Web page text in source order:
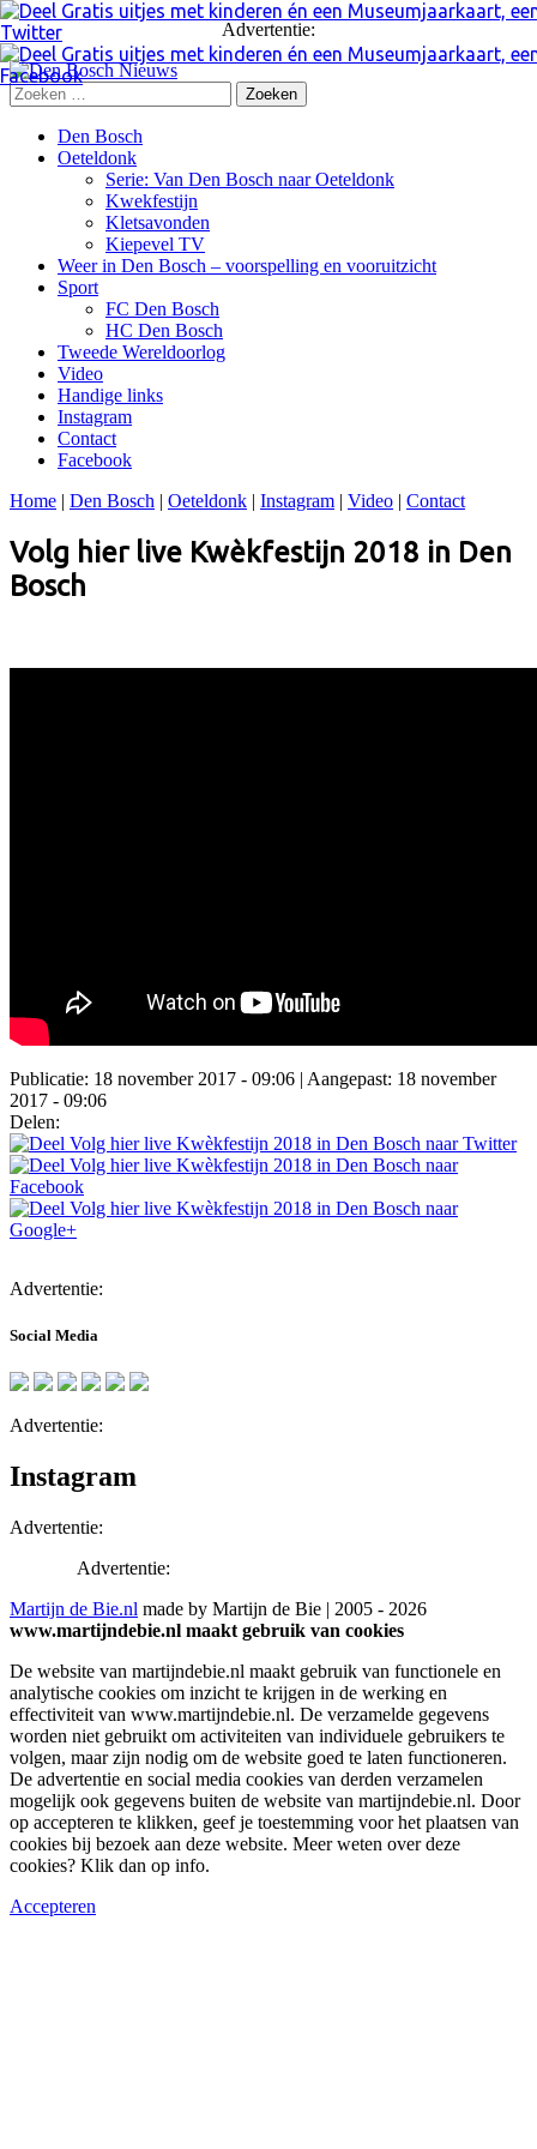
Advertentie:
Zoeken
naar:
Skip
Den Bosch
Oeteldonk
Serie: Van Den Bosch naar Oeteldonk
Kwekfestijn
Kletsavonden
Kiepevel TV
Weer in Den Bosch – voorspelling en vooruitzicht
Sport
FC Den Bosch
HC Den Bosch
Tweede Wereldoorlog
Video
Handige links
Instagram
Contact
Facebook
Home | Den Bosch | Oeteldonk | Instagram | Video | Contact
Volg hier live Kwèkfestijn 2018 in Den
Bosch
Publicatie: 18 november 2017 - 09:06 | Aangepast: 18 november
2017 - 09:06
Delen:
Advertentie:
Social Media
Advertentie:
Instagram
Advertentie:
Advertentie:
Martijn de Bie.nl made by Martijn de Bie | 2005 - 2026
www.martijndebie.nl maakt gebruik van cookies
De website van martijndebie.nl maakt gebruik van functionele en
analytische cookies om inzicht te krijgen in de werking en
effectiviteit van www.martijndebie.nl. De verzamelde gegevens
worden niet gebruikt om activiteiten van individuele gebruikers te
volgen, maar zijn nodig om de website goed te laten functioneren.
De advertentie en social media cookies van derden verzamelen
mogelijk ook gegevens buiten de website van martijndebie.nl. Door
op accepteren te klikken, geef je toestemming voor het plaatsen van
cookies bij bezoek aan deze website. Meer weten over deze
cookies? Klik dan op info.
Accepteren